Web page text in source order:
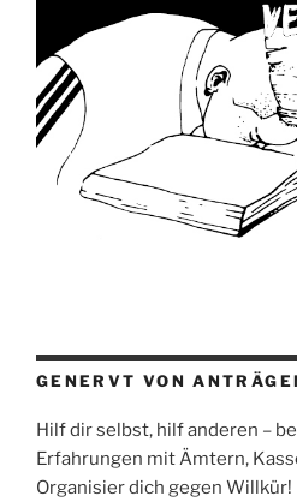
GENERVT VON
Hilf dir selbst, hilf anderen –
Erfahrungen mit Ämtern,
Organisier dich gegen Willkür!